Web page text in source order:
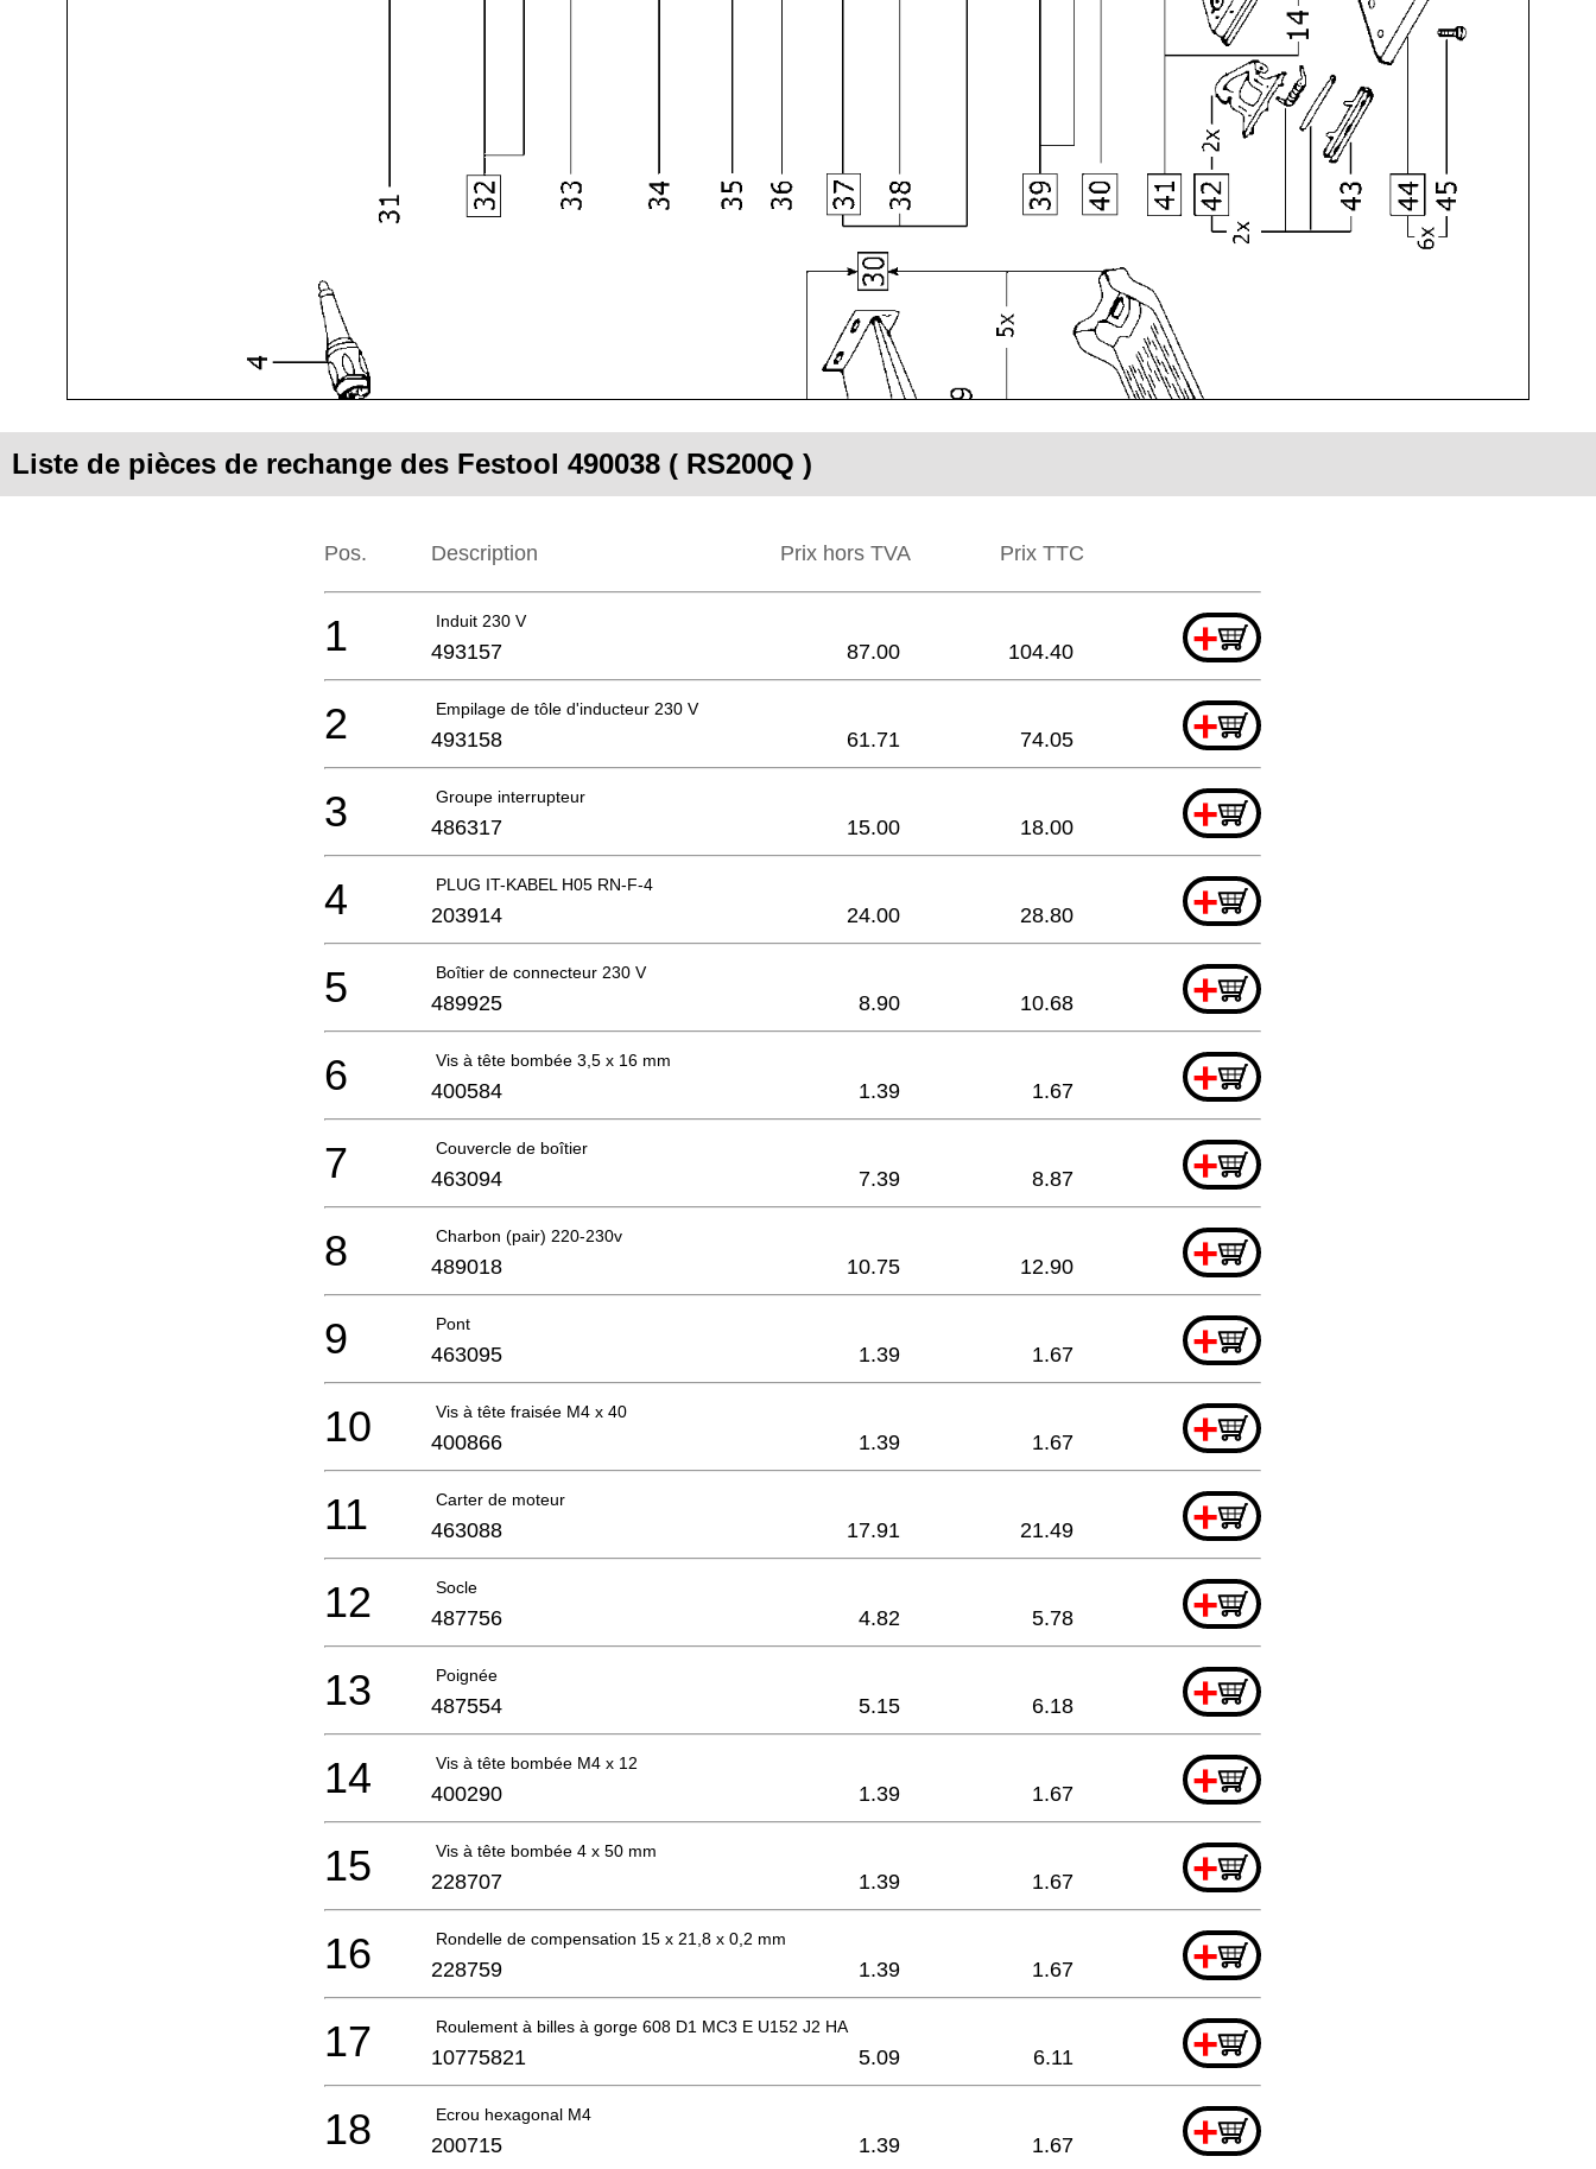
Liste de pièces de rechange des Festool 490038 ( RS200Q )
Pos. Description Prix hors TVA Prix ​​TTC
Induit 230 V +
1 493157 87.00 104.40
Empilage de tôle d'inducteur 230 V +
2 493158 61.71 74.05
Groupe interrupteur +
3 486317 15.00 18.00
PLUG IT-KABEL H05 RN-F-4 +
4 203914 24.00 28.80
Boîtier de connecteur 230 V +
5 489925 8.90 10.68
Vis à tête bombée 3,5 x 16 mm +
6 400584 1.39 1.67
Couvercle de boîtier +
7 463094 7.39 8.87
Charbon (pair) 220-230v +
8 489018 10.75 12.90
Pont +
9 463095 1.39 1.67
Vis à tête fraisée M4 x 40 +
10 400866 1.39 1.67
Carter de moteur +
11 463088 17.91 21.49
Socle +
12 487756 4.82 5.78
Poignée +
13 487554 5.15 6.18
Vis à tête bombée M4 x 12 +
14 400290 1.39 1.67
Vis à tête bombée 4 x 50 mm +
15 228707 1.39 1.67
Rondelle de compensation 15 x 21,8 x 0,2 mm +
16 228759 1.39 1.67
Roulement à billes à gorge 608 D1 MC3 E U152 J2 HA +
17 10775821 5.09 6.11
Ecrou hexagonal M4 +
18 200715 1.39 1.67